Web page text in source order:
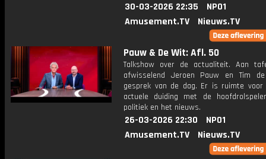
30-03-2026 22:35
NPO1
Amusement.TV
Nieuws.TV
Pauw & De Wit: Afl. 50
Talkshow over de actualiteit. Aan
afwisselend Jeroen Pauw en Tim
gesprek van de dag. Er is ruimte
actuele duiding met de
politiek en het nieuws.
26-03-2026 22:30
NPO1
Amusement.TV
Nieuws.TV